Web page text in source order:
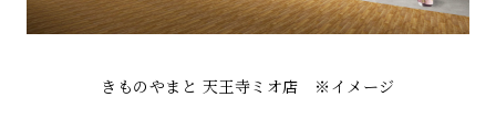
きものやまと 天王寺ミオ店 ※イメージ